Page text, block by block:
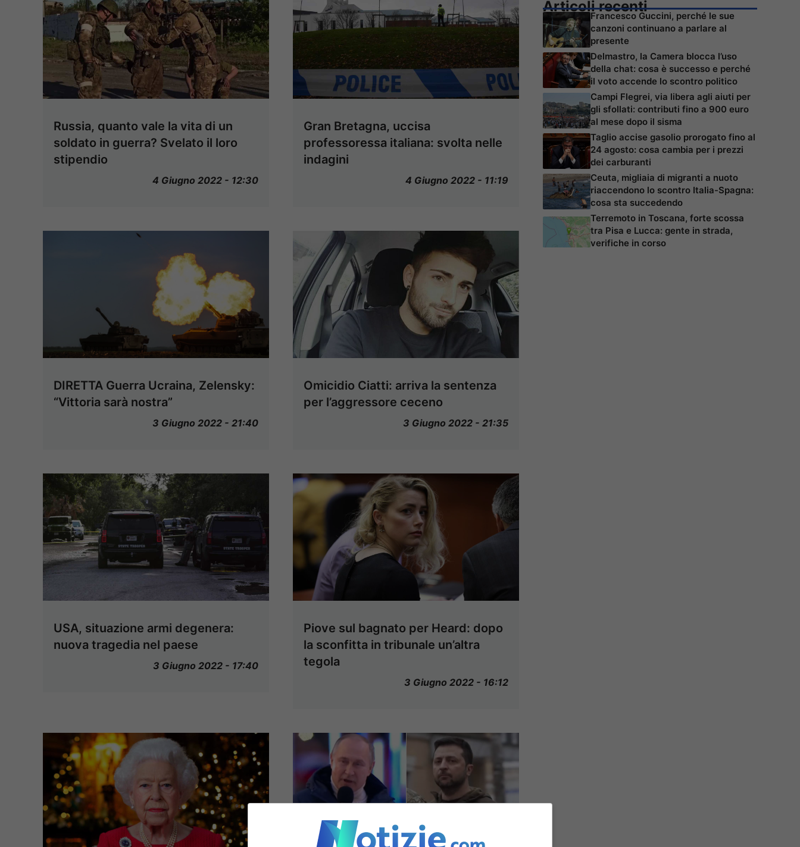
Russia, quanto vale la vita di un
soldato in guerra? Svelato il loro
stipendio
4 Giugno 2022 - 12:30
Gran Bretagna, uccisa
professoressa italiana: svolta nelle
indagini
4 Giugno 2022 - 11:19
DIRETTA Guerra Ucraina, Zelensky:
“Vittoria sarà nostra”
3 Giugno 2022 - 21:40
Omicidio Ciatti: arriva la sentenza
per l’aggressore ceceno
3 Giugno 2022 - 21:35
USA, situazione armi degenera:
nuova tragedia nel paese
3 Giugno 2022 - 17:40
Piove sul bagnato per Heard: dopo
la sconfitta in tribunale un’altra
tegola
3 Giugno 2022 - 16:12
Articoli recenti
Francesco Guccini, perché le sue
canzoni continuano a parlare al
presente
Delmastro, la Camera blocca l’uso
della chat: cosa è successo e perché
il voto accende lo scontro politico
Campi Flegrei, via libera agli aiuti per
gli sfollati: contributi fino a 900 euro
al mese dopo il sisma
Taglio accise gasolio prorogato fino al
24 agosto: cosa cambia per i prezzi
dei carburanti
Ceuta, migliaia di migranti a nuoto
riaccendono lo scontro Italia-Spagna:
cosa sta succedendo
Terremoto in Toscana, forte scossa
tra Pisa e Lucca: gente in strada,
verifiche in corso